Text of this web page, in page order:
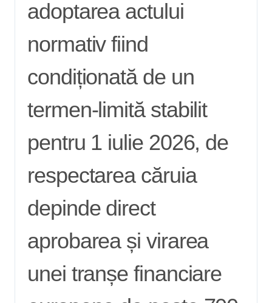
adoptarea actului
normativ fiind
condiționată de un
termen-limită stabilit
pentru 1 iulie 2026, de
respectarea căruia
depinde direct
aprobarea și virarea
unei tranșe financiare